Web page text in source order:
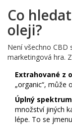
Co
oleji?
Není všechno CBD
marketingová hra.
Extrahované z
„organic“, může
Úplný
množství jiných
lépe. To se